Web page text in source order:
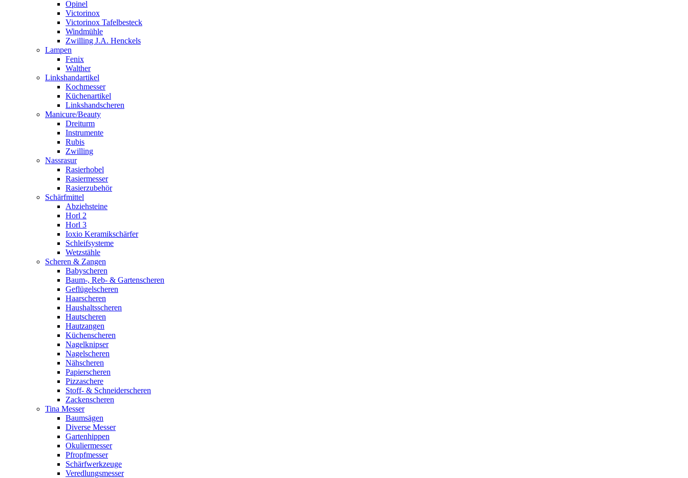
Opinel
Victorinox
Victorinox Tafelbesteck
Windmühle
Zwilling J.A. Henckels
Lampen
Fenix
Walther
Linkshandartikel
Kochmesser
Küchenartikel
Linkshandscheren
Manicure/Beauty
Dreiturm
Instrumente
Rubis
Zwilling
Nassrasur
Rasierhobel
Rasiermesser
Rasierzubehör
Schärfmittel
Abziehsteine
Horl 2
Horl 3
Ioxio Keramikschärfer
Schleifsysteme
Wetzstähle
Scheren & Zangen
Babyscheren
Baum-, Reb- & Gartenscheren
Geflügelscheren
Haarscheren
Haushaltsscheren
Hautscheren
Hautzangen
Küchenscheren
Nagelknipser
Nagelscheren
Nähscheren
Papierscheren
Pizzaschere
Stoff- & Schneiderscheren
Zackenscheren
Tina Messer
Baumsägen
Diverse Messer
Gartenhippen
Okuliermesser
Pfropfmesser
Schärfwerkzeuge
Veredlungsmesser